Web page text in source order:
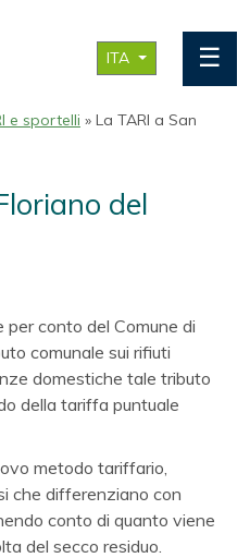
ITA ☰
e sportelli » La TARI a San
del
conto del Comune di
comunale sui rifiuti
domestiche tale tributo
della tariffa puntuale
metodo tariffario,
che differenziano con
conto di quanto viene
del secco residuo.